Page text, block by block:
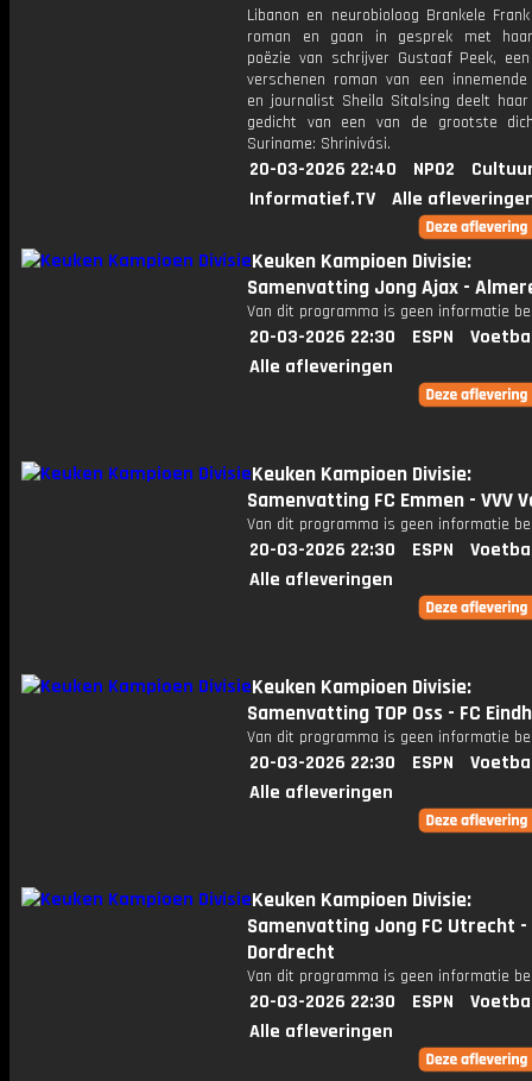
Libanon en neurobioloog Brankele
roman en gaan in gesprek met
poëzie van schrijver Gustaaf Peek,
verschenen roman van een
en journalist Sheila Sitalsing deelt
gedicht van een van de grootste
Suriname: Shrinivási.
20-03-2026 22:40 NPO2
Informatief.TV
Alle
Keuken Kampioen Divisie:
Samenvatting Jong Ajax -
Van dit programma is geen informatie
20-03-2026 22:30 ESPN
Alle afleveringen
Keuken Kampioen Divisie:
Samenvatting FC Emmen - VVV
Van dit programma is geen informatie
20-03-2026 22:30 ESPN
Alle afleveringen
Keuken Kampioen Divisie:
Samenvatting TOP Oss - FC
Van dit programma is geen informatie
20-03-2026 22:30 ESPN
Alle afleveringen
Keuken Kampioen Divisie:
Samenvatting Jong FC Utrecht -
Dordrecht
Van dit programma is geen informatie
20-03-2026 22:30 ESPN
Alle afleveringen